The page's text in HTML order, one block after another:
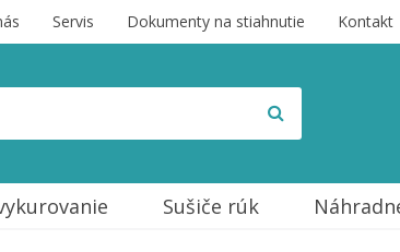
Servis Dokumenty na stiahnutie Kontakt
Sušiče rúk